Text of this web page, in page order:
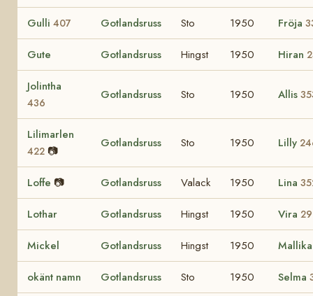
Gulli 407 Gotlandsruss Sto 1950 Fröja
Gute Gotlandsruss Hingst 1950 Hiran
Jolintha
436
Gotlandsruss Sto 1950 Allis
Lilimarlen
422 📷
Gotlandsruss Sto 1950 Lilly
Loffe 📷 Gotlandsruss Valack 1950 Lina
Lothar Gotlandsruss Hingst 1950 Vira
Mickel Gotlandsruss Hingst 1950
okänt namn Gotlandsruss Sto 1950 Selma